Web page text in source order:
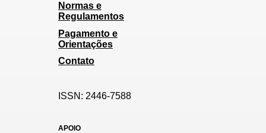
Normas e
Regulamentos
Pagamento e
Orientações
Contato
ISSN: 2446-7588
APOIO